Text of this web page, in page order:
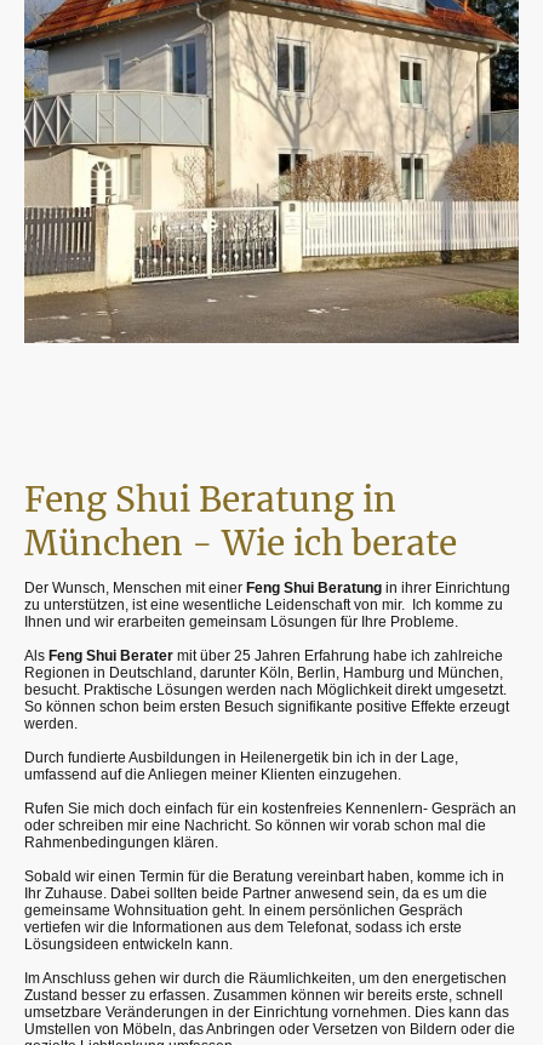
Feng Shui Beratung in
München - Wie ich berate
Der Wunsch, Menschen mit einer Feng Shui Beratung in ihrer Einrichtung
zu unterstützen, ist eine wesentliche Leidenschaft von mir. Ich komme zu
Ihnen und wir erarbeiten gemeinsam Lösungen für Ihre Probleme.
Als Feng Shui Berater mit über 25 Jahren Erfahrung habe ich zahlreiche
Regionen in Deutschland, darunter Köln, Berlin, Hamburg und München,
besucht. Praktische Lösungen werden nach Möglichkeit direkt umgesetzt.
So können schon beim ersten Besuch signifikante positive Effekte erzeugt
werden.
Durch fundierte Ausbildungen in Heilenergetik bin ich in der Lage,
umfassend auf die Anliegen meiner Klienten einzugehen.
Rufen Sie mich doch einfach für ein kostenfreies Kennenlern- Gespräch an
oder schreiben mir eine Nachricht. So können wir vorab schon mal die
Rahmenbedingungen klären.
Sobald wir einen Termin für die Beratung vereinbart haben, komme ich in
Ihr Zuhause. Dabei sollten beide Partner anwesend sein, da es um die
gemeinsame Wohnsituation geht. In einem persönlichen Gespräch
vertiefen wir die Informationen aus dem Telefonat, sodass ich erste
Lösungsideen entwickeln kann.
Im Anschluss gehen wir durch die Räumlichkeiten, um den energetischen
Zustand besser zu erfassen. Zusammen können wir bereits erste, schnell
umsetzbare Veränderungen in der Einrichtung vornehmen. Dies kann das
Umstellen von Möbeln, das Anbringen oder Versetzen von Bildern oder die